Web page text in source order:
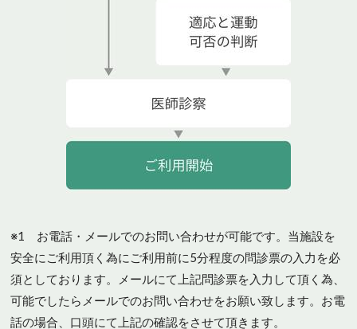
※1 お電話・メールでのお問い合わせが可能です。当施設を
安全にご利用頂く為にご利用前に5分程度の問診票の入力を必
須としております。メールにて上記問診票を入力して頂く為、
可能でしたらメールでのお問い合わせをお願い致します。お電
話の場合、口頭にて上記の確認をさせて頂きます。